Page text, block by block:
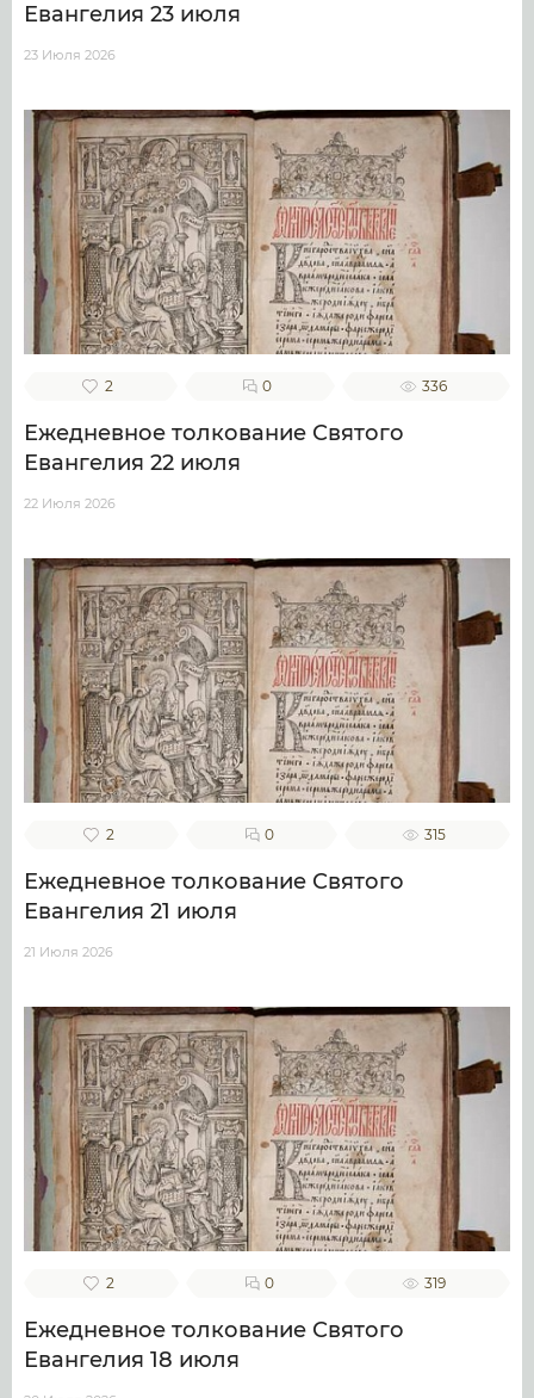
Евангелия 23 июля
23 Июля 2026
2 0 336
Ежедневное толкование Святого
Евангелия 22 июля
22 Июля 2026
2 0 315
Ежедневное толкование Святого
Евангелия 21 июля
21 Июля 2026
2 0 319
Ежедневное толкование Святого
Евангелия 18 июля